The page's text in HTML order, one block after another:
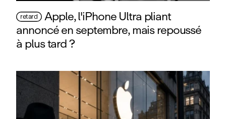
retard Apple, l'iPhone Ultra pliant
annoncé en septembre, mais repoussé
à plus tard ?